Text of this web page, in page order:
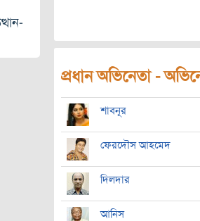
প্রধান অভিনেতা -
শাবনূর
ফেরদৌস আহমেদ
দিলদার
আনিস